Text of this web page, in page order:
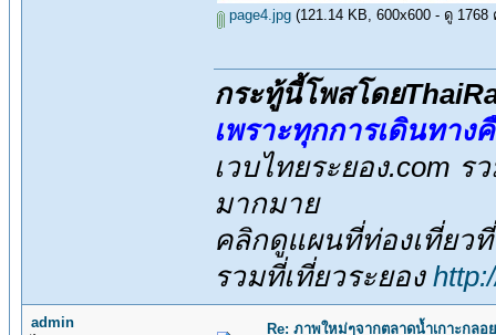
page4.jpg (121.14 KB, 600x600 - ดู 1768
กระทู้นี้โพสโดย
เพราะทุกการเดินทาง
เวบไทยระยอง.com
มากมาย
คลิกดูแผนที่ท่องเที่ยว
รวมที่เที่ยวระยอง
admin
Re: ภาพใหม่ๆจากตลาดน้ำเกาะกลอ